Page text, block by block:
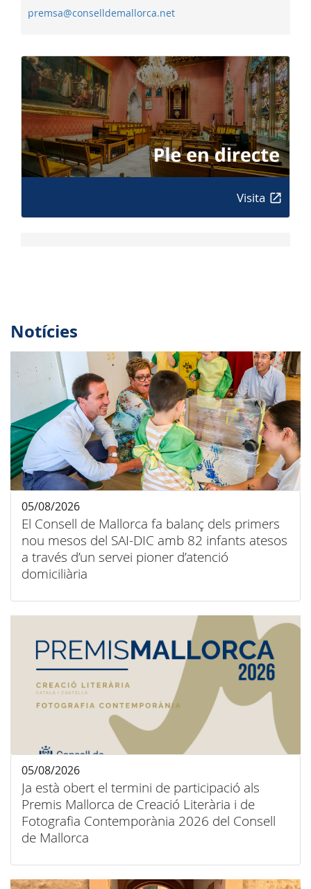
premsa@conselldemallorca.net
Visita
Notícies
El Consell de Mallorca fa balanç dels primers
nou mesos del SAI-DIC amb 82 infants atesos
a través d’un servei pioner d’atenció
domiciliària
05/08/2026
Ja està obert el termini de participació als
Premis Mallorca de Creació Literària i de
Fotografia Contemporània 2026 del Consell
de Mallorca
05/08/2026